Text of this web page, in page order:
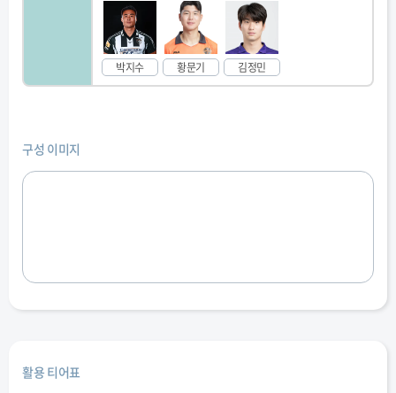
박지수 황문기 김정민
구성 이미지
활용 티어표